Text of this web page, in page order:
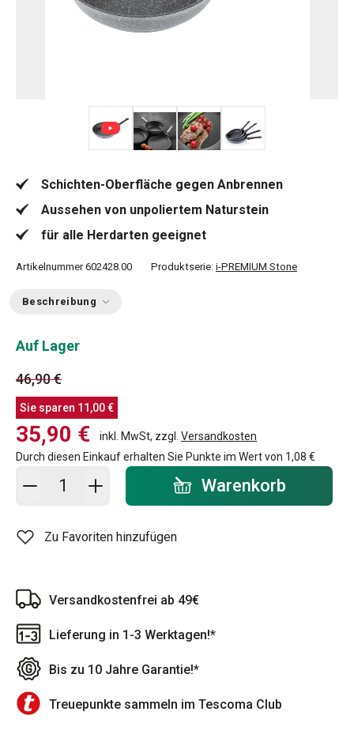
Schichten-Oberfläche gegen Anbrennen
Aussehen von unpoliertem Naturstein
für alle Herdarten geeignet
Artikelnummer 602428.00 Produktserie: i-PREMIUM Stone
Beschreibung
Auf Lager
46,90 €
Sie sparen 11,00 €
35,90 € inkl. MwSt, zzgl. Versandkosten
Durch diesen Einkauf erhalten Sie Punkte im Wert von 1,08 €
In den Warenkorb - Menge Warenkorb
Zu Favoriten hinzufügen
Versandkostenfrei ab 49€
Lieferung in 1-3 Werktagen!*
Bis zu 10 Jahre Garantie!*
Treuepunkte sammeln im Tescoma Club